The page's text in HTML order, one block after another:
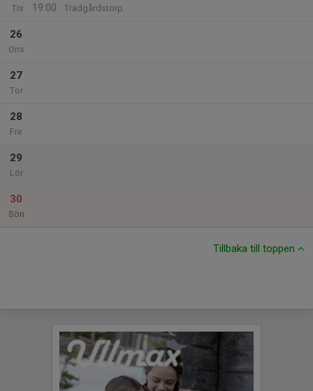
Tis
19:00
Trädgårdstorp
26
Ons
27
Tor
28
Fre
29
Lör
30
Sön
Tillbaka till toppen